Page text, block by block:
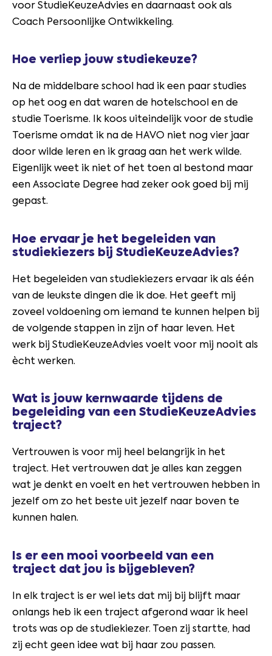
voor StudieKeuzeAdvies en daarnaast ook als
Coach Persoonlijke Ontwikkeling.
Hoe verliep jouw studiekeuze?
Na de middelbare school had ik een paar studies
op het oog en dat waren de hotelschool en de
studie Toerisme. Ik koos uiteindelijk voor de studie
Toerisme omdat ik na de HAVO niet nog vier jaar
door wilde leren en ik graag aan het werk wilde.
Eigenlijk weet ik niet of het toen al bestond maar
een Associate Degree had zeker ook goed bij mij
gepast.
Hoe ervaar je het begeleiden van
studiekiezers bij StudieKeuzeAdvies?
Het begeleiden van studiekiezers ervaar ik als één
van de leukste dingen die ik doe. Het geeft mij
zoveel voldoening om iemand te kunnen helpen bij
de volgende stappen in zijn of haar leven. Het
werk bij StudieKeuzeAdvies voelt voor mij nooit als
ècht werken.
Wat is jouw kernwaarde tijdens de
begeleiding van een StudieKeuzeAdvies
traject?
Vertrouwen is voor mij heel belangrijk in het
traject. Het vertrouwen dat je alles kan zeggen
wat je denkt en voelt en het vertrouwen hebben in
jezelf om zo het beste uit jezelf naar boven te
kunnen halen.
Is er een mooi voorbeeld van een
traject dat jou is bijgebleven?
In elk traject is er wel iets dat mij bij blijft maar
onlangs heb ik een traject afgerond waar ik heel
trots was op de studiekiezer. Toen zij startte, had
zij echt geen idee wat bij haar zou passen.